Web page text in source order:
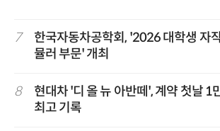
7
한국자동차공학회, '2026 대학생 자
뮬러 부문' 개최
8
현대차 '디 올 뉴 아반떼', 계약 첫날 1
최고 기록